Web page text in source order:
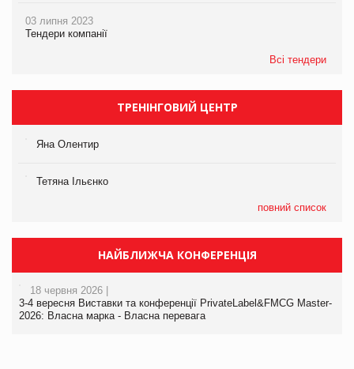
03 липня 2023
Тендери компанії
Всі тендери
ТРЕНІНГОВИЙ ЦЕНТР
Яна Олентир
Тетяна Ільєнко
повний список
НАЙБЛИЖЧА КОНФЕРЕНЦІЯ
18 червня 2026 |
3-4 вересня Виставки та конференції PrivateLabel&FMCG Master-
2026: Власна марка - Власна перевага